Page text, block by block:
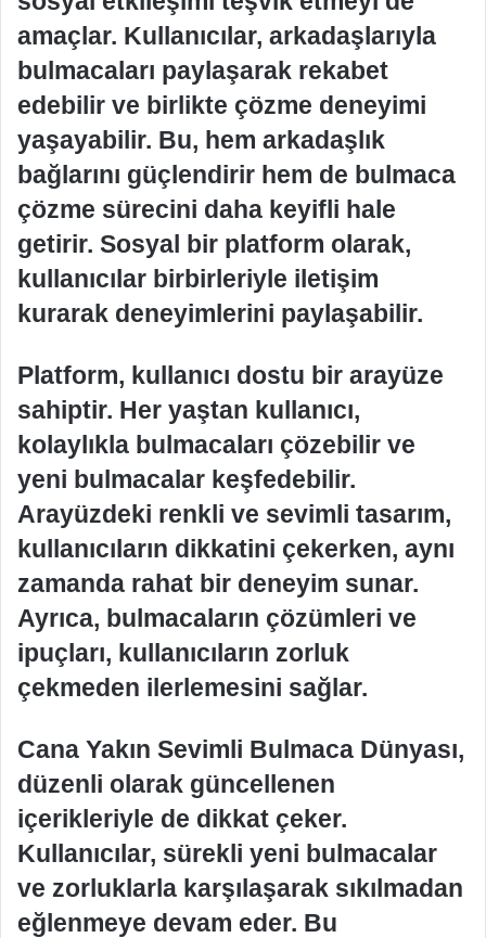
amaçlar. Kullanıcılar, arkadaşlarıyla
bulmacaları paylaşarak rekabet
edebilir ve birlikte çözme deneyimi
yaşayabilir. Bu, hem arkadaşlık
bağlarını güçlendirir hem de bulmaca
çözme sürecini daha keyifli hale
getirir. Sosyal bir platform olarak,
kullanıcılar birbirleriyle iletişim
kurarak deneyimlerini paylaşabilir.
Platform, kullanıcı dostu bir arayüze
sahiptir. Her yaştan kullanıcı,
kolaylıkla bulmacaları çözebilir ve
yeni bulmacalar keşfedebilir.
Arayüzdeki renkli ve sevimli tasarım,
kullanıcıların dikkatini çekerken, aynı
zamanda rahat bir deneyim sunar.
Ayrıca, bulmacaların çözümleri ve
ipuçları, kullanıcıların zorluk
çekmeden ilerlemesini sağlar.
Cana Yakın Sevimli Bulmaca Dünyası,
düzenli olarak güncellenen
içerikleriyle de dikkat çeker.
Kullanıcılar, sürekli yeni bulmacalar
ve zorluklarla karşılaşarak sıkılmadan
eğlenmeye devam eder. Bu